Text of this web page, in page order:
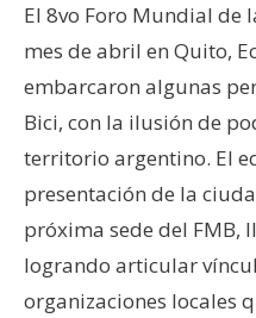
El 8vo Foro Mundial de
mes de abril en Quito,
embarcaron algunas
Bici, con la ilusión de
territorio argentino. El
presentación de la
próxima sede del FMB,
logrando articular
organizaciones locales